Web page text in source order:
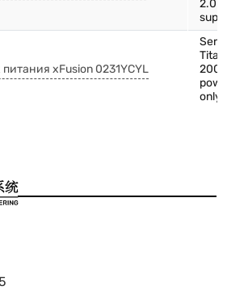
2.0
xFusion 0231YCYL
only